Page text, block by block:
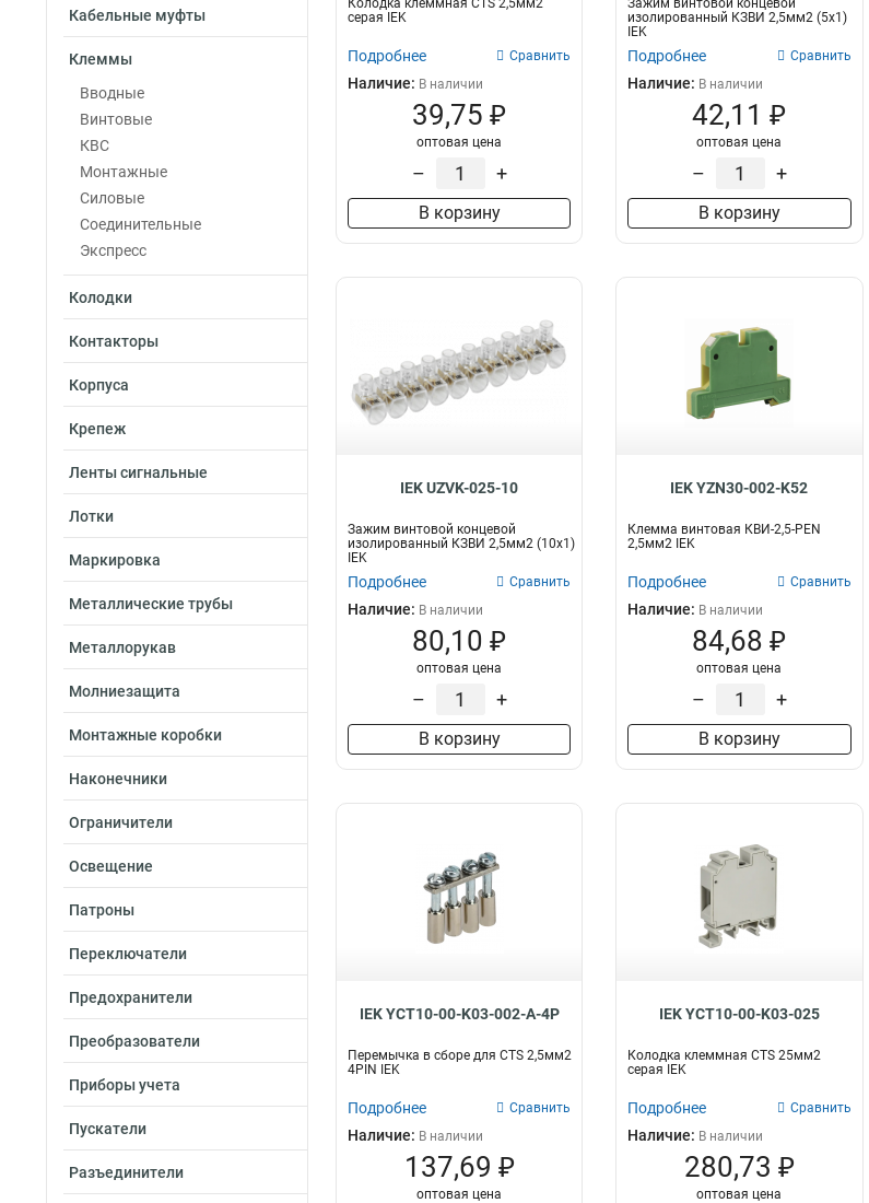
Кабельные муфты
Клеммы
Вводные
Винтовые
КВС
Монтажные
Силовые
Соединительные
Экспресс
Колодки
Контакторы
Корпуса
Крепеж
Ленты сигнальные
Лотки
Маркировка
Металлические трубы
Металлорукав
Молниезащита
Монтажные коробки
Наконечники
Ограничители
Освещение
Патроны
Переключатели
Предохранители
Преобразователи
Приборы учета
Пускатели
Разъединители
10мм2
6мм2 8
16мм2 8
25-6мм2
КВИ-10мм2 10
10
КВИ-4мм2 10
10
КВИ-25мм2
10-25мм2 12
4-10мм2 13
Колодка клеммная CTS 2,5мм2
серая IEK
Подробнее Сравнить
Наличие: В наличии
39,75 ₽
оптовая цена
– +
В корзину
Зажим винтовой концевой
изолированный КЗВИ 2,5мм2 (5x1)
IEK
Подробнее Сравнить
Наличие: В наличии
42,11 ₽
оптовая цена
– +
В корзину
IEK UZVK-025-10
Зажим винтовой концевой
изолированный КЗВИ 2,5мм2 (10x1)
IEK
Подробнее Сравнить
Наличие: В наличии
80,10 ₽
оптовая цена
– +
В корзину
IEK YZN30-002-K52
Клемма винтовая КВИ-2,5-PEN
2,5мм2 IEK
Подробнее Сравнить
Наличие: В наличии
84,68 ₽
оптовая цена
– +
В корзину
IEK YCT10-00-K03-002-A-4P
Перемычка в сборе для CTS 2,5мм2
4PIN IEK
Подробнее Сравнить
Наличие: В наличии
137,69 ₽
оптовая цена
IEK YCT10-00-K03-025
Колодка клеммная CTS 25мм2
серая IEK
Подробнее Сравнить
Наличие: В наличии
280,73 ₽
оптовая цена